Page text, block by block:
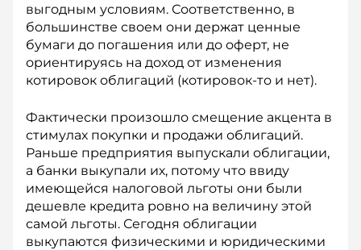
выгодным условиям. Соответственно, в
большинстве своем они держат ценные
бумаги до погашения или до оферт, не
ориентируясь на доход от изменения
котировок облигаций (котировок-то и нет).
Фактически произошло смещение акцента в
стимулах покупки и продажи облигаций.
Раньше предприятия выпускали облигации,
а банки выкупали их, потому что ввиду
имеющейся налоговой льготы они были
дешевле кредита ровно на величину этой
самой льготы. Сегодня облигации
выкупаются физическими и юридическими